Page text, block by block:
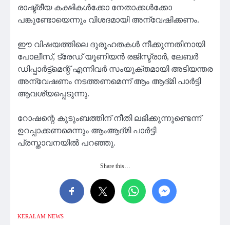
രാഷ്ട്രീയ കക്ഷികൾക്കോ നേതാക്കൾക്കോ
പങ്കുണ്ടോയെന്നും വിശദമായി അന്വേഷിക്കണം.
ഈ വിഷയത്തിലെ ദുരൂഹതകൾ നീക്കുന്നതിനായി
പോലീസ്, ട്രേഡ് യൂണിയൻ രജിസ്ട്രാർ, ലേബർ
ഡിപ്പാർട്ട്‌മെന്റ് എന്നിവർ സംയുക്തമായി അടിയന്തര
അന്വേഷണം നടത്തണമെന്ന് ആം ആദ്മി പാർട്ടി
ആവശ്യപ്പെടുന്നു.
റോഷന്റെ കുടുംബത്തിന് നീതി ലഭിക്കുന്നുണ്ടെന്ന്
ഉറപ്പാക്കണമെന്നും ആംആദ്‌മി പാർട്ടി
പ്രസ്താവനയിൽ പറഞ്ഞു.
Share this…
KERALAM NEWS